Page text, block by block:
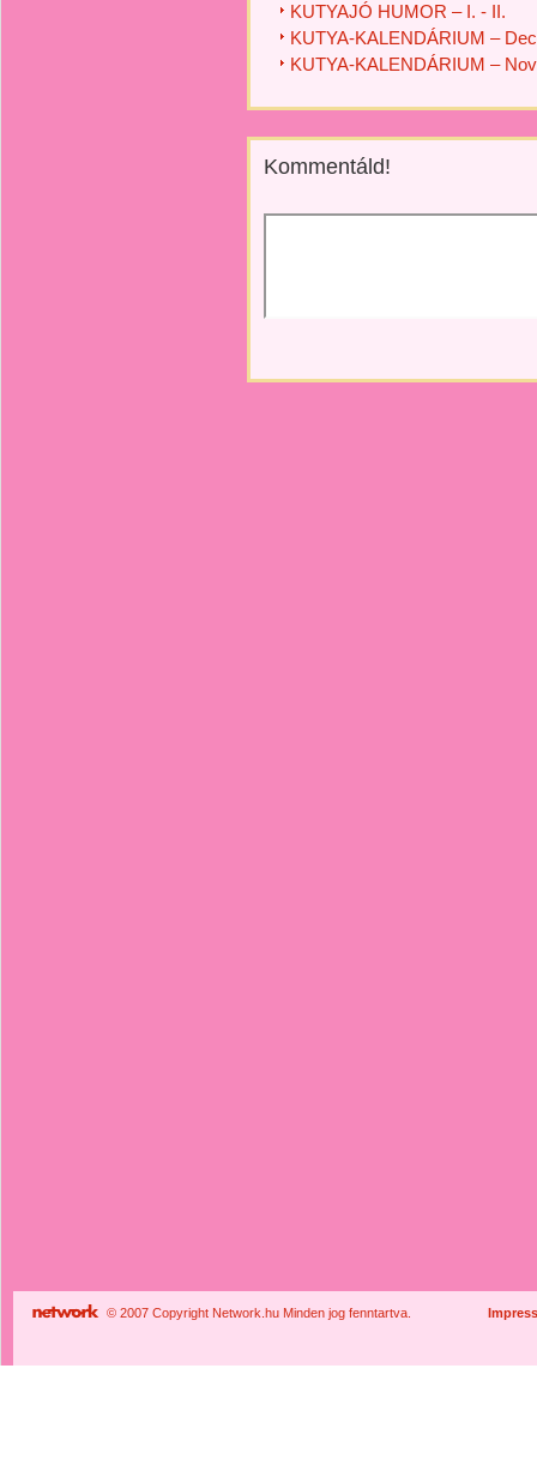
KUTYAJÓ HUMOR – I. - II.
KUTYA-KALENDÁRIUM –
KUTYA-KALENDÁRIUM –
Kommentáld!
© 2007 Copyright Network.hu Minden jog fenntartva.